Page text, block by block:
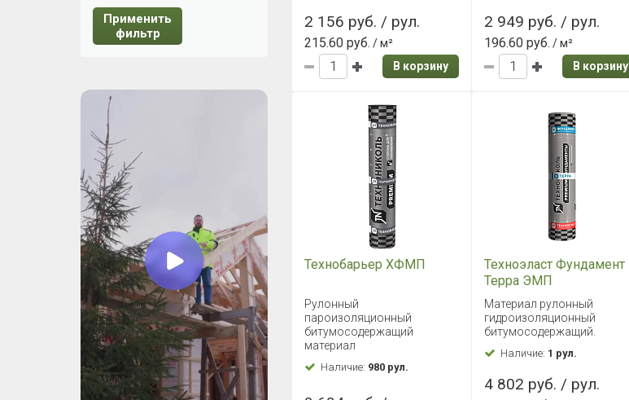
2 156 руб. / рул.
215.60 руб. / м²
В корзину
2 949 руб. / рул.
196.60 руб. / м²
В корзину
Технобарьер ХФМП
Рулонный
пароизоляционный
битумосодержащий
материал
Наличие: 980 рул.
Техноэласт Фундамент
Терра ЭМП
Материал рулонный
гидроизоляционный
битумосодержащий.
Наличие: 1 рул.
4 802 руб. / рул.
Применить
фильтр